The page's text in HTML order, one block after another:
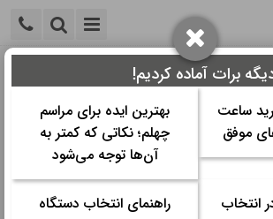
دورهمی>هدیه تولد>
هدیه
مرد تیر: راهنمای انتخاب
بهترین هدیه
ساعت
موفق
بهترین ایده برای مراسم
چهلم؛ نکاتی که کمتر به
آن‌ها توجه می‌شود
در انتخاب
راهنمای انتخاب دستگاه